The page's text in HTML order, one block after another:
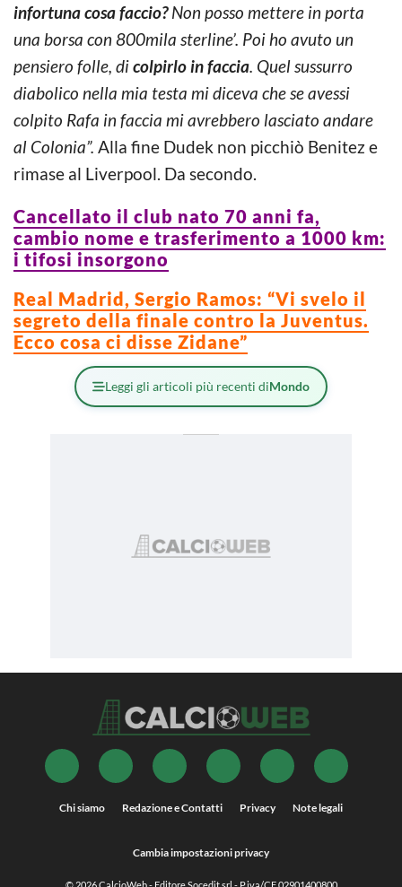
infortuna cosa faccio?Non posso mettere in porta
una borsa con 800mila sterline’. Poi ho avuto un
pensiero folle, dicolpirlo in faccia. Quel sussurro
diabolico nella mia testa mi diceva che se avessi
colpito Rafa in faccia mi avrebbero lasciato andare
al Colonia”. Alla fine Dudek non picchiò Benitez e
rimase al Liverpool. Da secondo.
Cancellato il club nato 70 anni fa,
cambio nome e trasferimento a 1000 km:
i tifosi insorgono
Real Madrid, Sergio Ramos: “Vi svelo il
segreto della finale contro la Juventus.
Ecco cosa ci disse Zidane”
Leggi gli articoli più recenti diMondo
Chi siamo Redazione e Contatti Privacy Note legali
Cambia impostazioni privacy